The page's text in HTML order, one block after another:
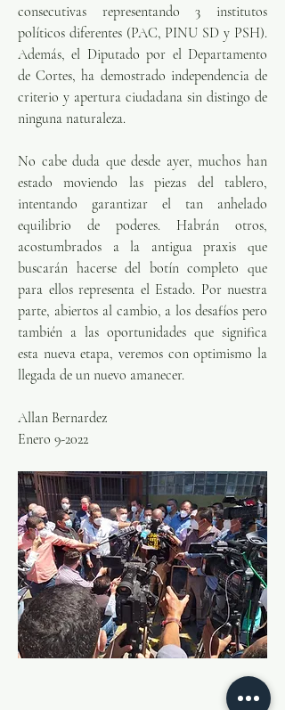
consecutivas representando 3 institutos
políticos diferentes (PAC, PINU SD y PSH).
Además, el Diputado por el Departamento
de Cortes, ha demostrado independencia de
criterio y apertura ciudadana sin distingo de
ninguna naturaleza.
No cabe duda que desde ayer, muchos han
estado moviendo las piezas del tablero,
intentando garantizar el tan anhelado
equilibrio de poderes. Habrán otros,
acostumbrados a la antigua praxis que
buscarán hacerse del botín completo que
para ellos representa el Estado. Por nuestra
parte, abiertos al cambio, a los desafíos pero
también a las oportunidades que significa
esta nueva etapa, veremos con optimismo la
llegada de un nuevo amanecer.
Allan Bernardez
Enero 9-2022